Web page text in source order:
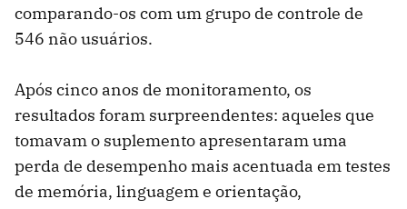
comparando-os com um grupo de controle de
546 não usuários.
Após cinco anos de monitoramento, os
resultados foram surpreendentes: aqueles que
tomavam o suplemento apresentaram uma
perda de desempenho mais acentuada em testes
de memória, linguagem e orientação,